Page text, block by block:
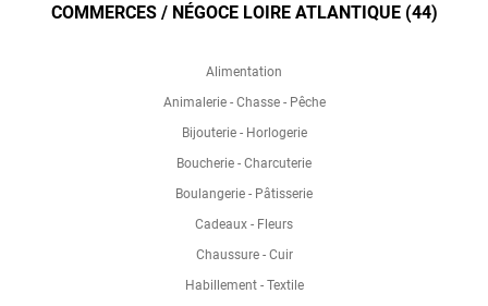
COMMERCES / NÉGOCE LOIRE ATLANTIQUE (44)
Alimentation
Animalerie - Chasse - Pêche
Bijouterie - Horlogerie
Boucherie - Charcuterie
Boulangerie - Pâtisserie
Cadeaux - Fleurs
Chaussure - Cuir
Habillement - Textile